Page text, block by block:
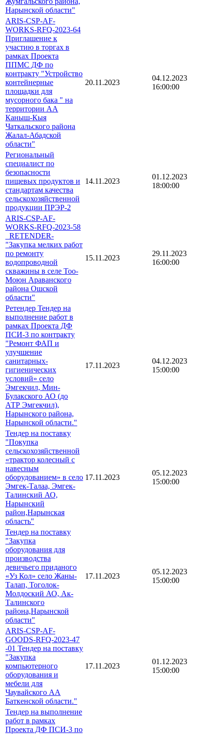
Нарынской области"
ARIS-CSP-AF-
WORKS-RFQ-2023-64
Приглашение к
участию в торгах в
рамках Проекта
ППМС ДФ по
контракту "Устройство
контейнерные
площадки для
мусорного бака " на
территории АА
Каныш-Кыя
Чаткальского района
Жалал-Абадской
области"
20.11.2023
04.12.2023
16:00:00
Региональный
специалист по
безопасности
пищевых продуктов и
стандартам качества
сельскохозяйственной
продукции ПРЭР-2
14.11.2023
01.12.2023
18:00:00
ARIS-CSP-AF-
WORKS-RFQ-2023-58
_RETENDER-
"Закупка мелких работ
по ремонту
водопроводной
скважины в селе Тоо-
Моюн Араванского
района Ошской
области"
15.11.2023
29.11.2023
16:00:00
Ретендер Тендер на
выполнение работ в
рамках Проекта ДФ
ПСИ-3 по контракту
"Ремонт ФАП и
улучшение
санитарных-
гигиенических
условий» село
Эмгекчил, Мин-
Булакского АО (до
АТР Эмгекчил),
Нарынского района,
Нарынской области."
17.11.2023
04.12.2023
15:00:00
Тендер на поставку
"Покупка
сельскохозяйственной
«трактор колесный с
навесным
оборудованием» в село
Эмгек-Талаа, Эмгек-
Талинский АО,
Нарынский
район,Нарынская
область"
17.11.2023
05.12.2023
15:00:00
Тендер на поставку
"Закупка
оборудования для
производства
девичьего приданого
«Уз Кол» село Жаны-
Талап, Тоголок-
Молдоский АО, Ак-
Талинского
района,Нарынской
области"
17.11.2023
05.12.2023
15:00:00
ARIS-CSP-AF-
GOODS-RFQ-2023-47
-01 Тендер на поставку
"Закупка
компьютерного
оборудования и
мебели для
Чаувайского АА
Баткенской области."
17.11.2023
01.12.2023
15:00:00
Тендер на выполнение
работ в рамках
Проекта ДФ ПСИ-3 по